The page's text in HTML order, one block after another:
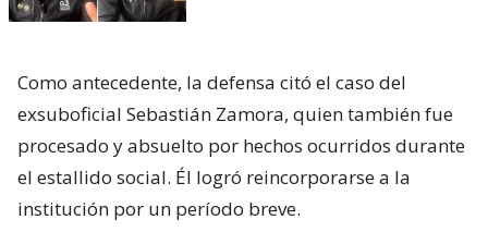
Como antecedente, la defensa citó el caso del
exsuboficial Sebastián Zamora, quien también fue
procesado y absuelto por hechos ocurridos durante
el estallido social. Él logró reincorporarse a la
institución por un período breve.